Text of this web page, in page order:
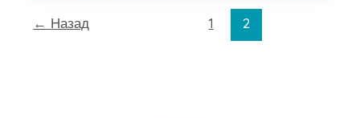
стоит
← Назад 1 2